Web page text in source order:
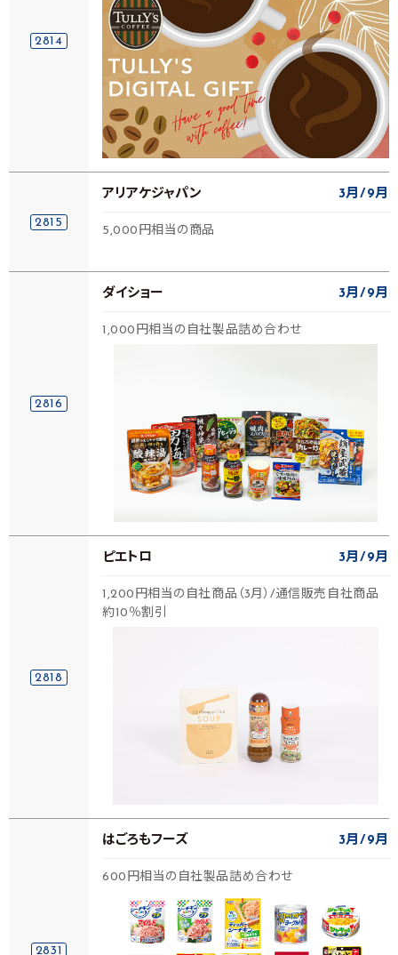
2814
2815
アリアケジャパン 3月 9月
5,000円相当の商品
2816
ダイショー 3月 9月
1,000円相当の自社製品詰め合わせ
2818
ピエトロ 3月 9月
1,200円相当の自社商品（3月）/通信販売自社商品
約10％割引
2831
はごろもフーズ 3月 9月
600円相当の自社製品詰め合わせ